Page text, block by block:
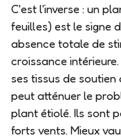
C'est l'inverse : un
feuilles) est le signe
absence totale de
croissance
ses tissus de
peut atténuer le
plant étiolé. Ils sont
forts vents. Mieux